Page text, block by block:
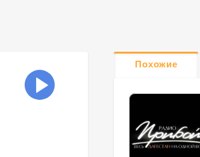
Похожие